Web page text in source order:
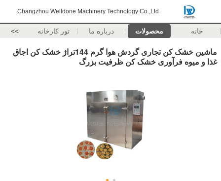
Changzhou Welldone Machinery Technology Co.,Ltd
خانه محصولات درباره ما تور کارخانه >>
ماشین خشک کن تجاری گردش هوا گرم 144تراژ خشک کن اجاق
غذا و میوه فرآوری خشک کن ظرفیت بزرگ